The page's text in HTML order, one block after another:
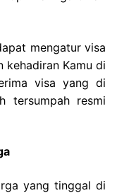
mengatur visa
kehadiran Kamu di
visa yang di
tersumpah resmi
yang tinggal di